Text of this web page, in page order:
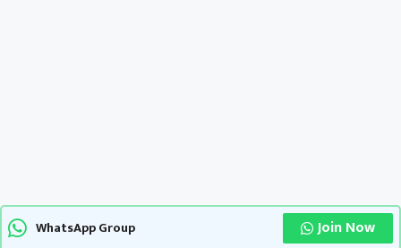
WhatsApp Group Join Now